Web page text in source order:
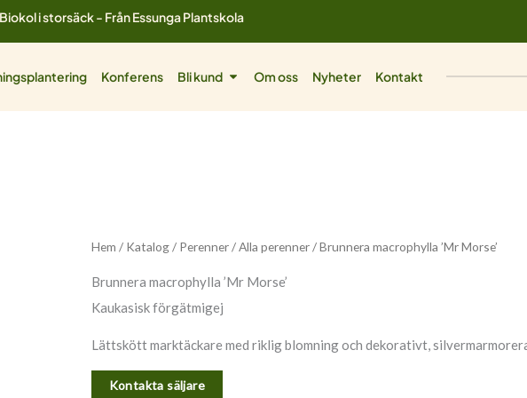
i storsäck - Från Essunga Plantskola
Konferens Bli kund Öppna Bli kund
Om oss Nyheter
Kontakt
Hem / Katalog/ Perenner/Alla perenner/ Brunnera macrophylla ’Mr Morse’
Brunnera macrophylla ’Mr Morse’
Kaukasisk förgätmigej
Lättskött marktäckare med riklig blomning och dekorativt,
Kontakta säljare